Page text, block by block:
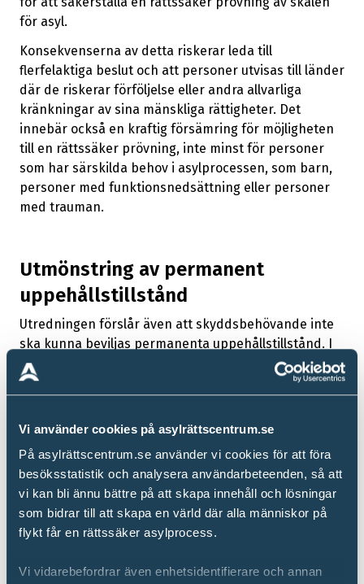
Vi använder cookies på asylrättscentrum.se
På asylrättscentrum.se använder vi cookies för att föra
besöksstatistik och analysera användarbeteenden, så att
vi kan bli ännu bättre på att skapa innehåll och lösningar
som bidrar till att skapa en värld där alla människor på
flykt får en rättssäker asylprocess.
Vi vidarebefordrar även enhetsidentifierare och annan
för asyl.
Konsekvenserna av detta riskerar leda till
flerfelaktiga beslut och att personer utvisas till länder
där de riskerar förföljelse eller andra allvarliga
kränkningar av sina mänskliga rättigheter. Det
innebär också en kraftig försämring för möjligheten
till en rättssäker prövning, inte minst för personer
som har särskilda behov i asylprocessen, som barn,
personer med funktionsnedsättning eller personer
med trauman.
Utmönstring av permanent
uppehållstillstånd
Utredningen förslår även att skyddsbehövande inte
ska kunna beviljas permanenta uppehållstillstånd. I
stället ska tillstånden som beviljas vara
tidsbegränsade och därmed omprövas regelbundet.
miniminivå.
Vi på Asylrättscentrum befarar att förslaget riskerar
att leda till långvarig osäkerhet för personer som har
beviljats skydd. Utan möjlighet till permanent
uppehållstillstånd förblir människor i en ständig
limbo, där de inte vet om de får stanna i Sverige på
för medborgarskap som man kommer att uppnå en